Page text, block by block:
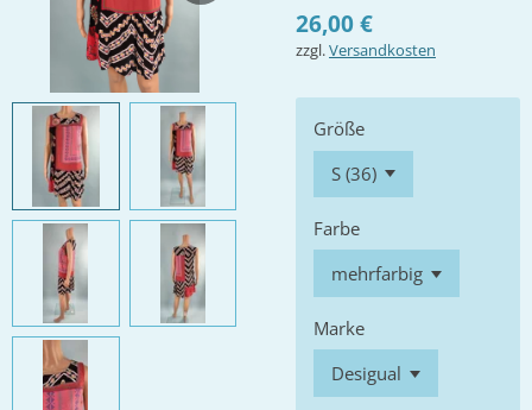
26,00 €
zzgl.Versandkosten
Größe
Farbe
Marke